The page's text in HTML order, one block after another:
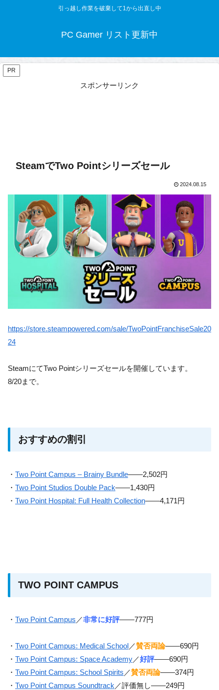
引っ越し作業を破棄して1から出直し中
PC Gamer リスト更新中
PR
スポンサーリンク
SteamでTwo Pointシリーズセール
2024.08.15
https://store.steampowered.com/sale/TwoPointFranchiseSale20
24
SteamにてTwo Pointシリーズセールを開催しています。
8/20まで。
おすすめの割引
・ Two Point Campus – Brainy Bundle——2,502円
・ Two Point Studios Double Pack——1,430円
・ Two Point Hospital: Full Health Collection——4,171円
TWO POINT CAMPUS
・ Two Point Campus ／非常に好評——777円
・ Two Point Campus: Medical School／賛否両論——690円
・ Two Point Campus: Space Academy／好評——690円
・ Two Point Campus: School Spirits ／賛否両論——374円
・ Two Point Campus Soundtrack ／評価無し——249円